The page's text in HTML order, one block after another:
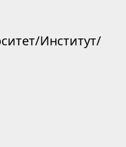
Институт/